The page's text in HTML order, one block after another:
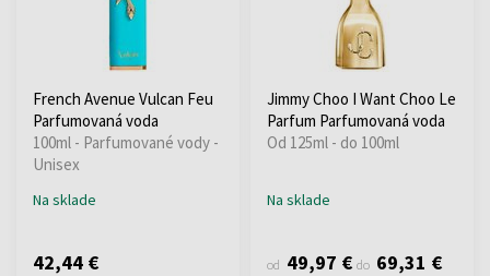
French Avenue Vulcan Feu
Parfumovaná voda
100ml - Parfumované vody -
Unisex
Na sklade
42,44 €
Jimmy Choo I Want Choo Le
Parfum Parfumovaná voda
Od 125ml - do 100ml
Na sklade
od 49,97 € do 69,31 €